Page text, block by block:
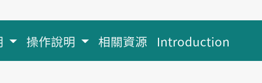
操作說明 相關資源 Introduction